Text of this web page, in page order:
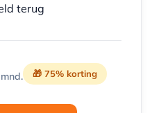
terug
🎁 75% korting